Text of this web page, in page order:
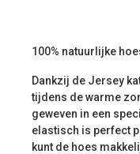
100% natuurlijke
Dankzij de Jersey
tijdens de warme
geweven in een
elastisch is perfect
kunt de hoes